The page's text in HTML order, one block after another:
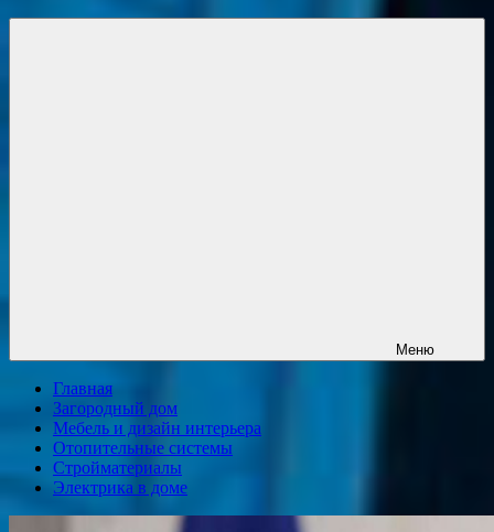
Меню
Главная
Загородный дом
Мебель и дизайн интерьера
Отопительные системы
Стройматериалы
Электрика в доме